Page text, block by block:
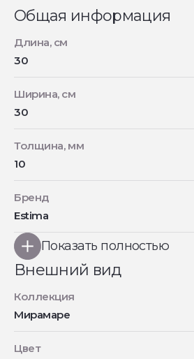
Общая информация
Длина, см
30
Ширина, см
30
Толщина, мм
10
Бренд
Estima
Показать полностью
Внешний вид
Коллекция
Мирамаре
Цвет